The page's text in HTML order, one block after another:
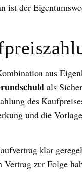
ist der
aus
als
des
und die
klar
zur Folge